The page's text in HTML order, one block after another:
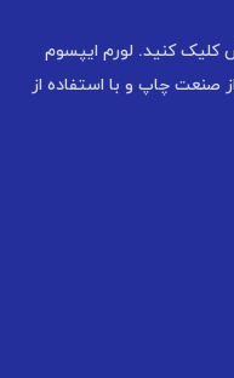
کلیک کنید. لورم ایپسوم
چاپ و با استفاده از